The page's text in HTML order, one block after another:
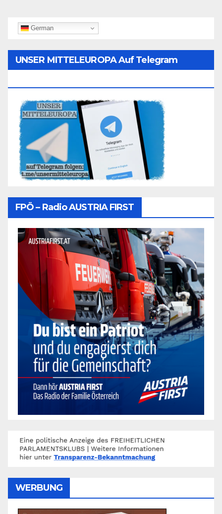
German
UNSER MITTELEUROPA Auf Telegram
FPÖ – Radio AUSTRIA FIRST
WERBUNG